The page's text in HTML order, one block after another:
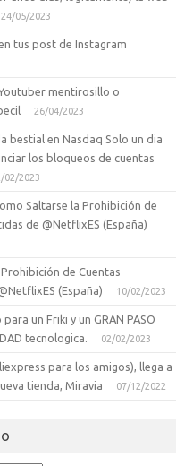
24/05/2023
tus post de Instagram
mentirosillo o
26/04/2023
bestial en Nasdaq Solo un dia
los bloqueos de cuentas
02/2023
Saltarse la Prohibición de
de @NetflixES (España)
de Cuentas
(España)
10/02/2023
un Friki y un GRAN PASO
tecnologica.
02/02/2023
para los amigos), llega a
tienda, Miravia
07/12/2022